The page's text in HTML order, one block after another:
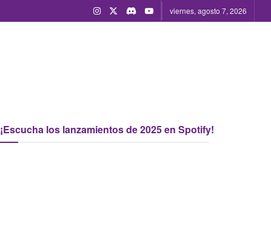
viernes, agosto 7, 2026
¡Escucha los lanzamientos de 2025 en Spotify!